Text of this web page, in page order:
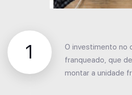
1
O investimento no
franqueado, que
montar a unidade